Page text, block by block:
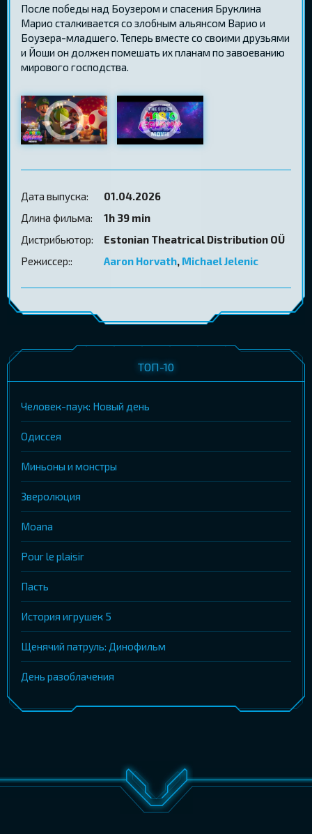
После победы над Боузером и спасения Бруклина
Марио сталкивается со злобным альянсом Варио и
Боузера-младшего. Теперь вместе со своими друзьями
и Йоши он должен помешать их планам по завоеванию
мирового господства.
Дата выпуска:
01.04.2026
Длина фильма:
1h 39 min
Дистрибьютор:
Estonian Theatrical Distribution OÜ
Режиссер::
Aaron Horvath, Michael Jelenic
ТОП-10
Человек-паук: Новый день
Одиссея
Миньоны и монстры
Зверолюция
Moana
Pour le plaisir
Пасть
История игрушек 5
Щенячий патруль: Динофильм
День разоблачения